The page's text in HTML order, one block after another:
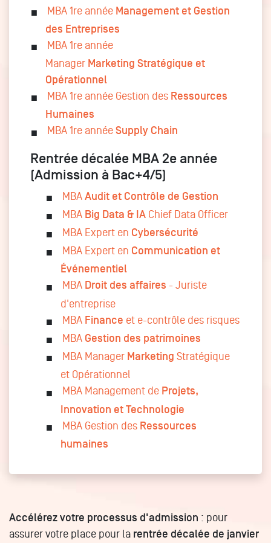
MBA 1re année Management et Gestion
des Entreprises
MBA 1re année
Manager Marketing Stratégique et
Opérationnel
MBA 1re année Gestion des Ressources
Humaines
MBA 1re année Supply Chain
Rentrée décalée MBA 2e année
(Admission à Bac+4/5)
MBA Audit et Contrôle de Gestion
MBA Big Data & IA Chief Data Officer
MBA Expert en Cybersécurité
MBA Expert en Communication et
Événementiel
MBA Droit des affaires - Juriste
d'entreprise
MBA Finance et e-contrôle des risques
MBA Gestion des patrimoines
MBA Manager Marketing Stratégique
et Opérationnel
MBA Management de Projets,
Innovation et Technologie
MBA Gestion des Ressources
humaines
Accélérez votre processus d'admission : pour
assurer votre place pour la rentrée décalée de janvier